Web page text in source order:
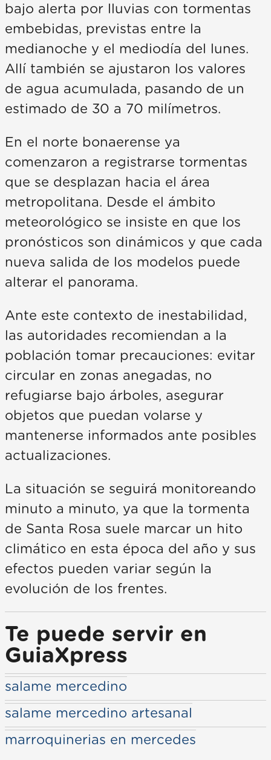
bajo alerta por lluvias con tormentas
embebidas, previstas entre la
medianoche y el mediodía del lunes.
Allí también se ajustaron los valores
de agua acumulada, pasando de un
estimado de 30 a 70 milímetros.
En el norte bonaerense ya
comenzaron a registrarse tormentas
que se desplazan hacia el área
metropolitana. Desde el ámbito
meteorológico se insiste en que los
pronósticos son dinámicos y que cada
nueva salida de los modelos puede
alterar el panorama.
Ante este contexto de inestabilidad,
las autoridades recomiendan a la
población tomar precauciones: evitar
circular en zonas anegadas, no
refugiarse bajo árboles, asegurar
objetos que puedan volarse y
mantenerse informados ante posibles
actualizaciones.
La situación se seguirá monitoreando
minuto a minuto, ya que la tormenta
de Santa Rosa suele marcar un hito
climático en esta época del año y sus
efectos pueden variar según la
evolución de los frentes.
Te puede servir en
GuiaXpress
salame mercedino
salame mercedino artesanal
marroquinerias en mercedes